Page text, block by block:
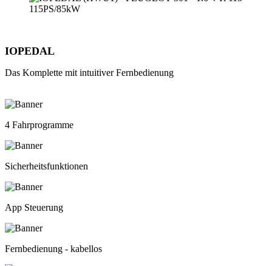
IOPEDAL
Das Komplette mit intuitiver Fernbedienung
4 Fahrprogramme
Sicherheitsfunktionen
App Steuerung
Fernbedienung - kabellos